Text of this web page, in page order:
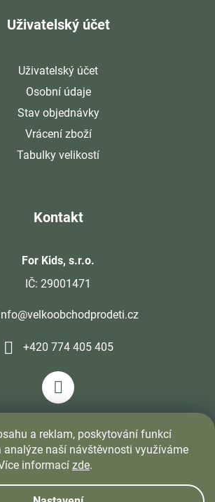
a reklam, poskytování funkcí
naší návštěvnosti využíváme
informací zde.
Uživatelský účet
Uživatelský účet
Osobní údaje
Stav objednávky
Vrácení zboží
Tabulky velikostí
Kontakt
For Kids, s.r.o.
IČ: 29001471
+420 774 405 405